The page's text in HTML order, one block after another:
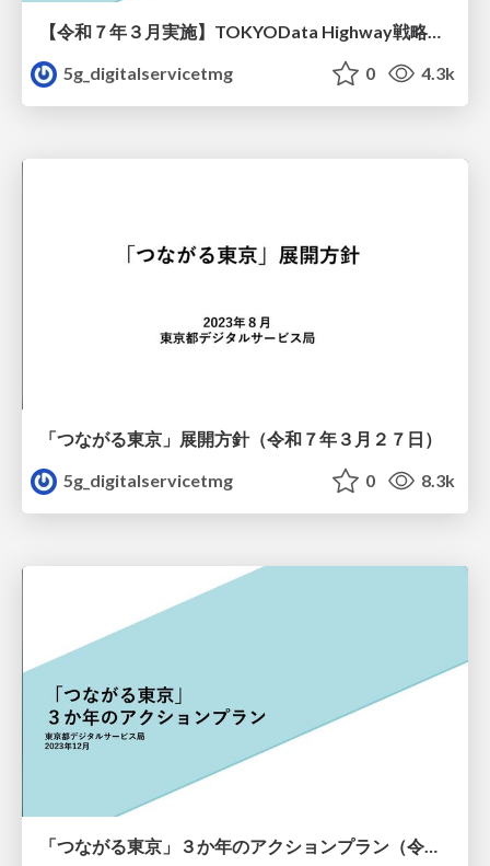
5g_digitalservicetmg
0 4.3k
「つながる東京」展開方針（令和７年３月２７日）
5g_digitalservicetmg
0 8.3k
「つながる東京」３か年のアクションプラン（令和７年３月２７日）